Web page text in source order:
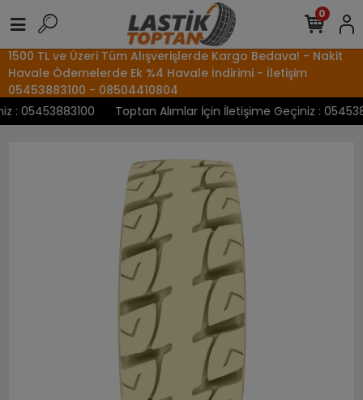
1500 TL ve Üzeri Tüm Alışverişlerde Kargo Bedava! - Nakit
Havale Ödemelerde Ek %4 Havale İndirimi - İletişim
05453883100 - 08504410804
05453883100
Toptan Alımlar İçin İletişime Geçiniz :
0